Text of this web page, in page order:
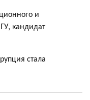
и
кандидат
стала